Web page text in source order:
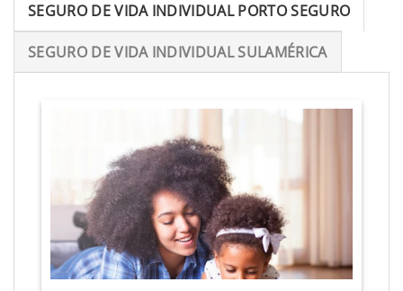
SEGURO DE VIDA INDIVIDUAL PORTO SEGURO
SEGURO DE VIDA INDIVIDUAL SULAMÉRICA